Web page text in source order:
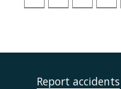
Report accidents